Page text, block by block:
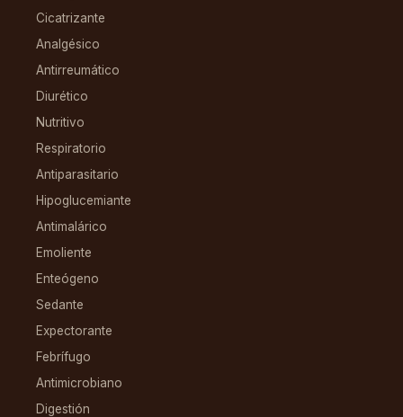
Cicatrizante
Analgésico
Antirreumático
Diurético
Nutritivo
Respiratorio
Antiparasitario
Hipoglucemiante
Antimalárico
Emoliente
Enteógeno
Sedante
Expectorante
Febrífugo
Antimicrobiano
Digestión